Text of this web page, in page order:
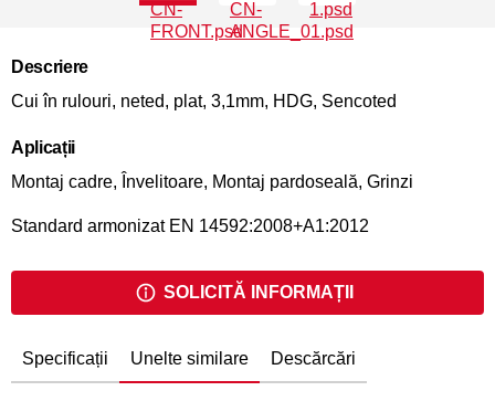
Descriere
Cui în rulouri, neted, plat, 3,1mm, HDG, Sencoted
Aplicații
Montaj cadre, Învelitoare, Montaj pardoseală, Grinzi
Standard armonizat EN 14592:2008+A1:2012
SOLICITĂ INFORMAȚII
Specificații Unelte similare Descărcări